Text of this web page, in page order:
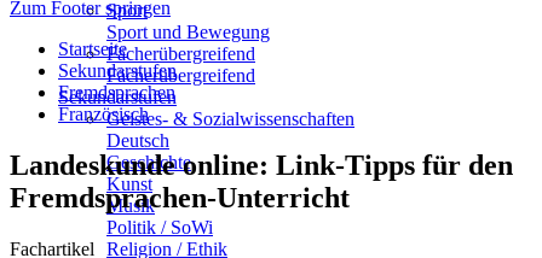
Sport
Sport und Bewegung
Fächerübergreifend
Fächerübergreifend
Sekundarstufen
Geistes- & Sozialwissenschaften
Deutsch
Geschichte
Kunst
Musik
Politik / SoWi
Religion / Ethik
Zum Footer springen
Startseite
Sekundarstufen
Fremdsprachen
Französisch
Landeskunde online: Link-Tipps für den
Fremdsprachen-Unterricht
Fachartikel